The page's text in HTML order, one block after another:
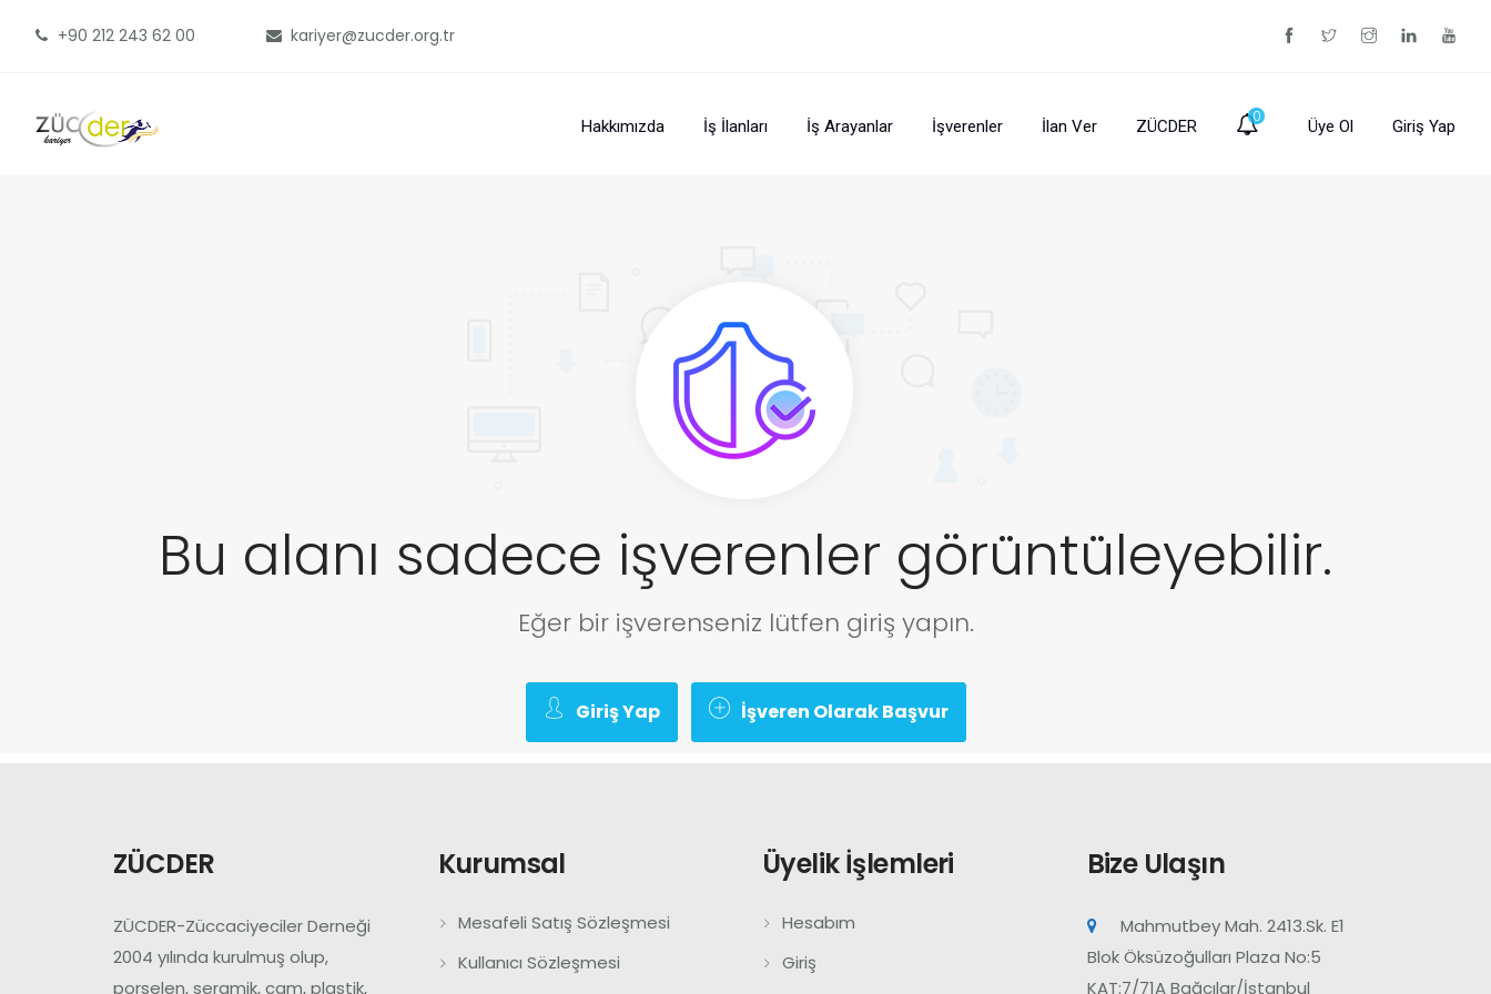
+90 212 243 62 00 kariyer@zucder.org.tr
Hakkımızda İş İlanları İş Arayanlar İşverenler İlan Ver ZÜCDER
0
Üye Ol Giriş Yap
Bu alanı sadece işverenler görüntüleyebilir.
Eğer bir işverenseniz lütfen giriş yapın.
Giriş Yap İşveren Olarak Başvur
ZÜCDER
ZÜCDER-Züccaciyeciler Derneği
2004 yılında kurulmuş olup,
porselen, seramik, cam, plastik,
Kurumsal
Mesafeli Satış Sözleşmesi
Kullanıcı Sözleşmesi
Üyelik İşlemleri
Hesabım
Giriş
Bize Ulaşın
Mahmutbey Mah. 2413.Sk. E1
Blok Öksüzoğulları Plaza No:5
KAT:7/71A Bağcılar/İstanbul